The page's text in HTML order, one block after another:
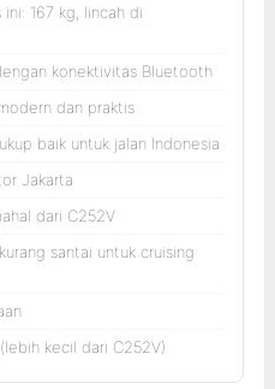
167 kg, lincah di
konektivitas Bluetooth
dan praktis
baik untuk jalan Indonesia
Jakarta
dari C252V
santai untuk cruising
kecil dari C252V)